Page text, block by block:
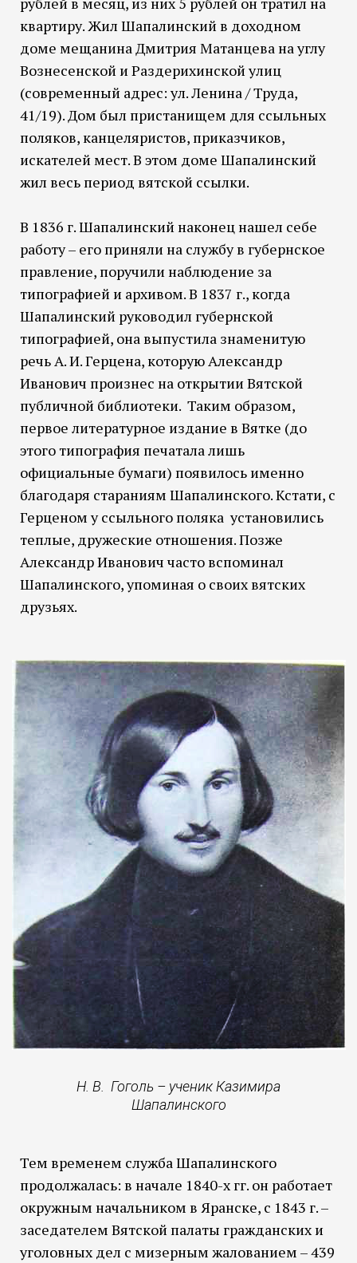
квартиру. Жил Шапалинский в доходном
доме мещанина Дмитрия Матанцева на углу
Вознесенской и Раздерихинской улиц
(современный адрес: ул. Ленина / Труда,
41/19). Дом был пристанищем для ссыльных
поляков, канцеляристов, приказчиков,
искателей мест. В этом доме Шапалинский
жил весь период вятской ссылки.
В 1836 г. Шапалинский наконец нашел себе
работу – его приняли на службу в губернское
правление, поручили наблюдение за
типографией и архивом. В 1837 г., когда
Шапалинский руководил губернской
типографией, она выпустила знаменитую
речь А. И. Герцена, которую Александр
Иванович произнес на открытии Вятской
публичной библиотеки. Таким образом,
первое литературное издание в Вятке (до
этого типография печатала лишь
официальные бумаги) появилось именно
благодаря стараниям Шапалинского. Кстати, с
Герценом у ссыльного поляка установились
теплые, дружеские отношения. Позже
Александр Иванович часто вспоминал
Шапалинского, упоминая о своих вятских
друзьях.
Н. В. Гоголь – ученик Казимира
Шапалинского
Тем временем служба Шапалинского
продолжалась: в начале 1840-х гг. он работает
окружным начальником в Яранске, с 1843 г. –
заседателем Вятской палаты гражданских и
уголовных дел с мизерным жалованием – 439